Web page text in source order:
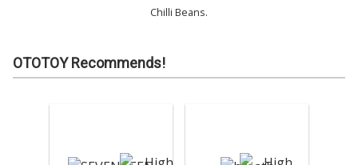
Chilli Beans.
OTOTOY Recommends!